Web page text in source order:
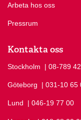
Arbeta hos oss
Pressrum
Kontakta oss
Stockholm Ring
| 08-789
Göteborg Ring
| 031-10 65
Lund Ring Lund på
| 046-19 77 00